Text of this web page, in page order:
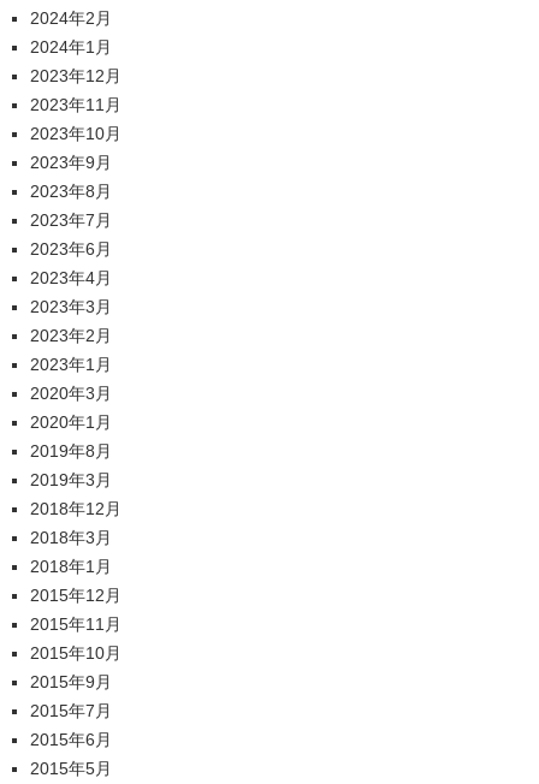
2024年2月
2024年1月
2023年12月
2023年11月
2023年10月
2023年9月
2023年8月
2023年7月
2023年6月
2023年4月
2023年3月
2023年2月
2023年1月
2020年3月
2020年1月
2019年8月
2019年3月
2018年12月
2018年3月
2018年1月
2015年12月
2015年11月
2015年10月
2015年9月
2015年7月
2015年6月
2015年5月